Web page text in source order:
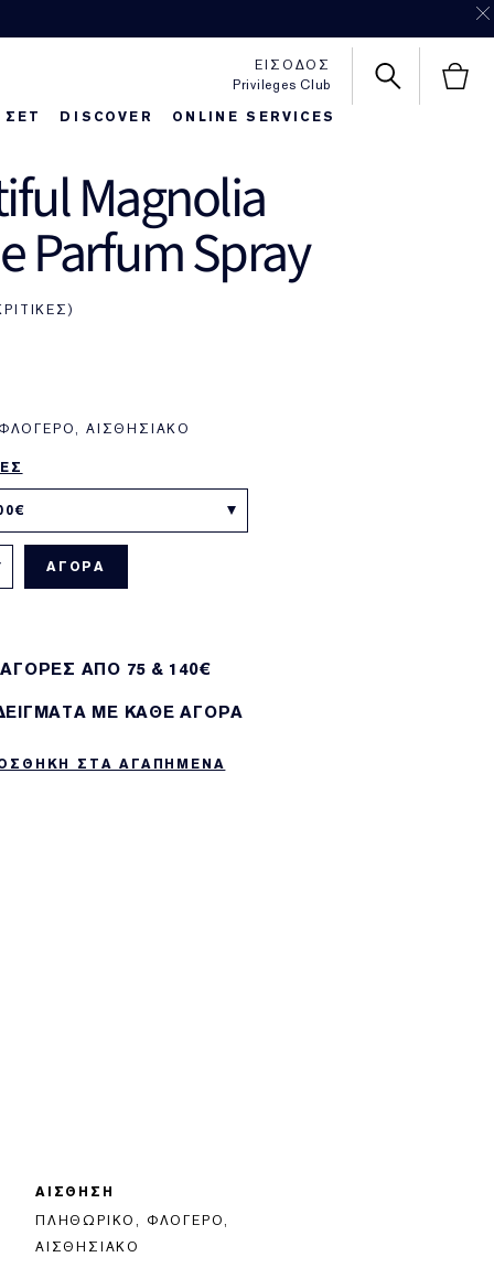
Privileges Club
ΕΙΣΟΔΟΣ
DISCOVER ONLINE SERVICES
Foundaton Finder Pure Color Love
Repair
BelleMagnolia
Parfum Spray
ΑΙΣΘΗΣΙΑΚΌ
ΑΓΟΡΑ
ΑΠΌ 75 & 140€
ΜΕ ΚΑΘΕ ΑΓΟΡΑ
ΣΤΑ ΑΓΑΠΗΜΕΝΑ
ΑΙΣΘΗΣΗ
ΠΛΗΘΩΡΙΚΌ, ΦΛΟΓΕΡΌ,
ΑΙΣΘΗΣΙΑΚΌ